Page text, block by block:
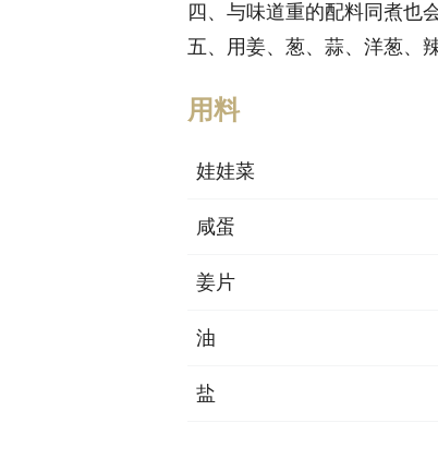
四、与味道重的配料同煮也
五、用姜、葱、蒜、洋葱、
用料
娃娃菜
咸蛋
姜片
油
盐